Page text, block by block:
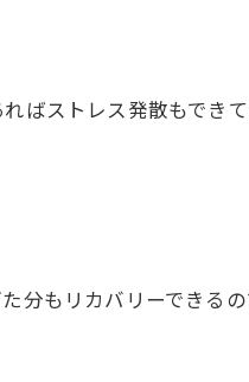
ばストレス発散もでき
分もリカバリーできる